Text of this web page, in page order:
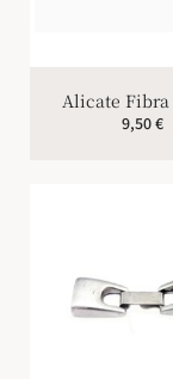
Alicate
9,50€